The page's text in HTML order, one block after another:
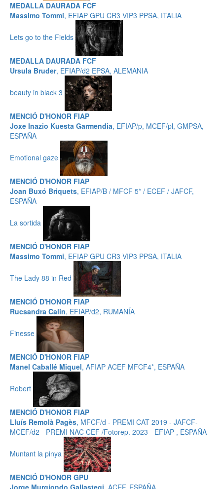
MEDALLA DAURADA FCF
Massimo Tommi, EFIAP GPU CR3 VIP3 PPSA, ITALIA
Lets go to the Fields
MEDALLA DAURADA FCF
Ursula Bruder, EFIAP/d2 EPSA, ALEMANIA
beauty in black 3
MENCIÓ D'HONOR FIAP
Joxe Inazio Kuesta Garmendia, EFIAP/p, MCEF/pl, GMPSA,
ESPAÑA
Emotional gaze
MENCIÓ D'HONOR FIAP
Joan Buxó Briquets, EFIAP/B / MFCF 5* / ECEF / JAFCF,
ESPAÑA
La sortida
MENCIÓ D'HONOR FIAP
Massimo Tommi, EFIAP GPU CR3 VIP3 PPSA, ITALIA
The Lady 88 in Red
MENCIÓ D'HONOR FIAP
Rucsandra Calin, EFIAP/d2, RUMANÍA
Finesse
MENCIÓ D'HONOR FIAP
Manel Caballé Miquel, AFIAP ACEF MFCF4*, ESPAÑA
Robert
MENCIÓ D'HONOR FIAP
Lluís Remolà Pagès, MFCF/d - PREMI CAT 2019 - JAFCF-
MCEF/d2 - PREMI NAC CEF /Fotorep. 2023 - EFIAP , ESPAÑA
Muntant la pinya
MENCIÓ D'HONOR GPU
Jorge Murgiondo Gallastegi , ACEF, ESPAÑA